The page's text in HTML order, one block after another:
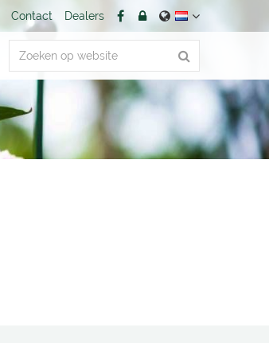
Contact Dealers